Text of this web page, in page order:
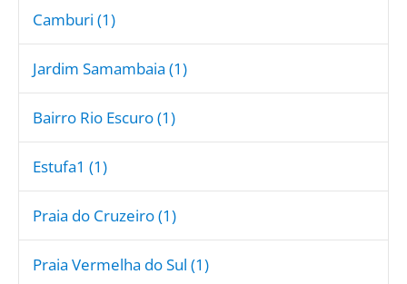
Camburi (1)
Jardim Samambaia (1)
Bairro Rio Escuro (1)
Estufa1 (1)
Praia do Cruzeiro (1)
Praia Vermelha do Sul (1)